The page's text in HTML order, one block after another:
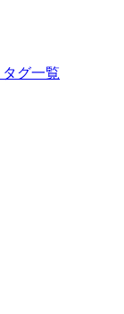
タグ一覧